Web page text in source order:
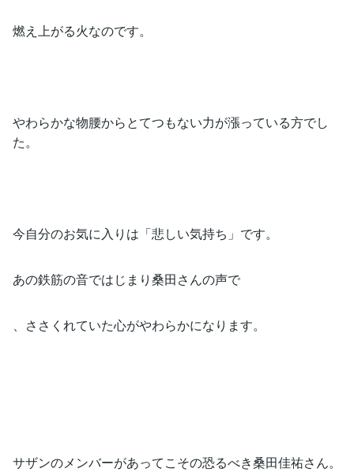
燃え上がる火なのです。
やわらかな物腰からとてつもない力が漲っている方でし
た。
今自分のお気に入りは「悲しい気持ち」です。
あの鉄筋の音ではじまり桑田さんの声で
、ささくれていた心がやわらかになります。
サザンのメンバーがあってこその恐るべき桑田佳祐さん。